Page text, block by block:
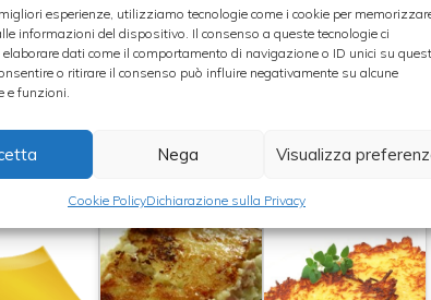
esperienze, utilizziamo tecnologie come i cookie per
informazioni del dispositivo. Il consenso a queste tecnologie ci
elaborare dati come il comportamento di navigazione o ID unici su
o ritirare il consenso può influire negativamente su alcune
e funzioni.
Nega Visualizza
Cookie PolicyDichiarazione sulla Privacy
dell’aggiunta di porro o dello speck.
con della polenta.
all’ingrediente in questione